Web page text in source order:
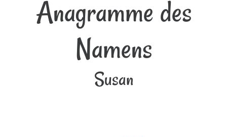
Anagramme des
Namens
Susan